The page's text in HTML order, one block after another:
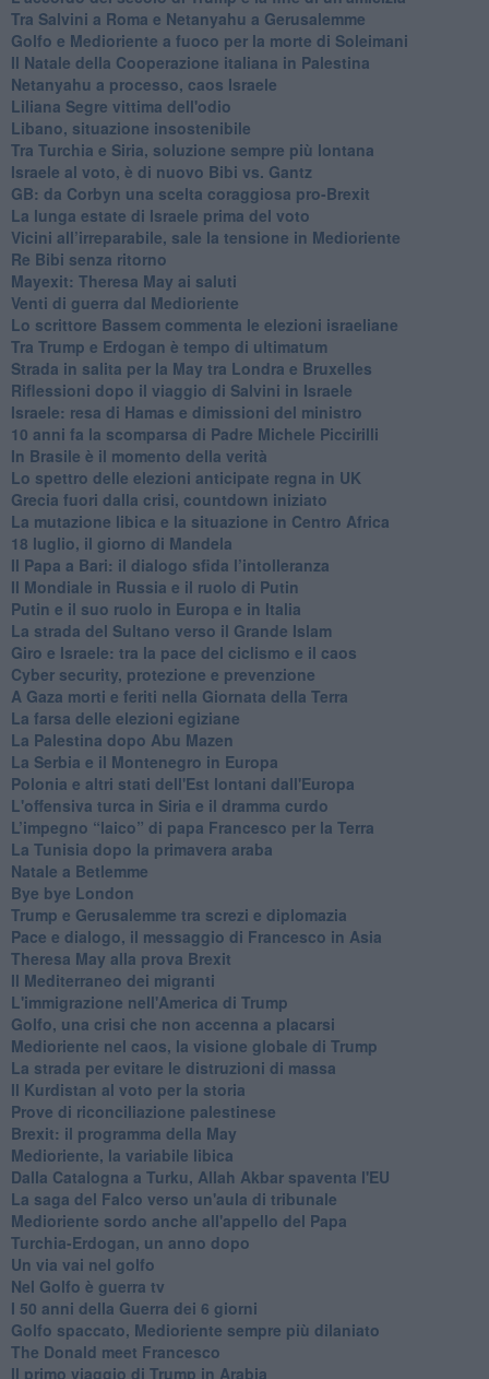
Tra Salvini a Roma e Netanyahu a Gerusalemme
Golfo e Medioriente a fuoco per la morte di Soleimani
Il Natale della Cooperazione italiana in Palestina
Netanyahu a processo, caos Israele
Liliana Segre vittima dell'odio
Libano, situazione insostenibile
Tra Turchia e Siria, soluzione sempre più lontana
Israele al voto, è di nuovo Bibi vs. Gantz
GB: da Corbyn una scelta coraggiosa pro-Brexit
La lunga estate di Israele prima del voto
Vicini all’irreparabile, sale la tensione in Medioriente
Re Bibi senza ritorno
Mayexit: Theresa May ai saluti
Venti di guerra dal Medioriente
Lo scrittore Bassem commenta le elezioni israeliane
Tra Trump e Erdogan è tempo di ultimatum
Strada in salita per la May tra Londra e Bruxelles
Riflessioni dopo il viaggio di Salvini in Israele
Israele: resa di Hamas e dimissioni del ministro
10 anni fa la scomparsa di Padre Michele Piccirilli
In Brasile è il momento della verità
Lo spettro delle elezioni anticipate regna in UK
Grecia fuori dalla crisi, countdown iniziato
La mutazione libica e la situazione in Centro Africa
18 luglio, il giorno di Mandela
Il Papa a Bari: il dialogo sfida l’intolleranza
Il Mondiale in Russia e il ruolo di Putin
Putin e il suo ruolo in Europa e in Italia
La strada del Sultano verso il Grande Islam
Giro e Israele: tra la pace del ciclismo e il caos
Cyber security, protezione e prevenzione
A Gaza morti e feriti nella Giornata della Terra
La farsa delle elezioni egiziane
La Palestina dopo Abu Mazen
La Serbia e il Montenegro in Europa
Polonia e altri stati dell'Est lontani dall'Europa
L'offensiva turca in Siria e il dramma curdo
L’impegno “laico” di papa Francesco per la Terra
La Tunisia dopo la primavera araba
Natale a Betlemme
Bye bye London
Trump e Gerusalemme tra screzi e diplomazia
Pace e dialogo, il messaggio di Francesco in Asia
Theresa May alla prova Brexit
Il Mediterraneo dei migranti
L'immigrazione nell'America di Trump
Golfo, una crisi che non accenna a placarsi
Medioriente nel caos, la visione globale di Trump
La strada per evitare le distruzioni di massa
Il Kurdistan al voto per la storia
Prove di riconciliazione palestinese
Brexit: il programma della May
Medioriente, la variabile libica
Dalla Catalogna a Turku, Allah Akbar spaventa l'EU
La saga del Falco verso un'aula di tribunale
Medioriente sordo anche all'appello del Papa
Turchia-Erdogan, un anno dopo
Un via vai nel golfo
Nel Golfo è guerra tv
I 50 anni della Guerra dei 6 giorni
Golfo spaccato, Medioriente sempre più dilaniato
The Donald meet Francesco
Il primo viaggio di Trump in Arabia